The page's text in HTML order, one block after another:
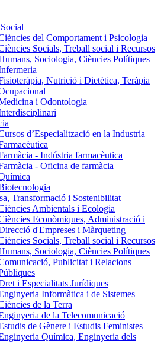
del Comportament i Psicologia
Socials, Treball social i Recursos
Sociologia, Ciències Polítiques
Nutrició i Dietètica, Teràpia
i Odontologia
d’Especialització en la Industria
- Indústria farmacèutica
- Oficina de farmàcia
Transformació i Sostenibilitat
Ambientals i Ecologia
Econòmiques, Administració i
d'Empreses i Màrqueting
Socials, Treball social i Recursos
Sociologia, Ciències Polítiques
Publicitat i Relacions
i Especialitats Jurídiques
Informàtica i de Sistemes
de la Terra
de la Telecomunicació
de Gènere i Estudis Feministes
Química, Enginyeria dels